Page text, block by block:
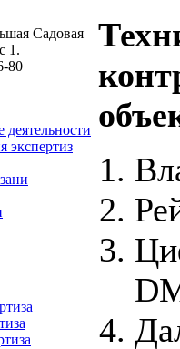
Садовая
1.
80
экспертиз